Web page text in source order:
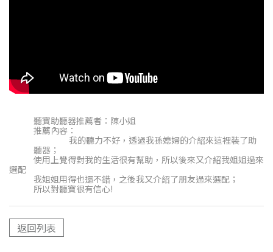
聽寶助聽器推薦者：陳小姐
推薦內容：
我的聽力不好，透過我孫媳婦的介紹來這裡裝了助
聽器；
使用上覺得對我的生活很有幫助，所以後來又介紹我姐姐過來
選配
我姐姐用得也還不錯，之後我又介紹了朋友過來選配；
所以對聽寶很有信心!
返回列表